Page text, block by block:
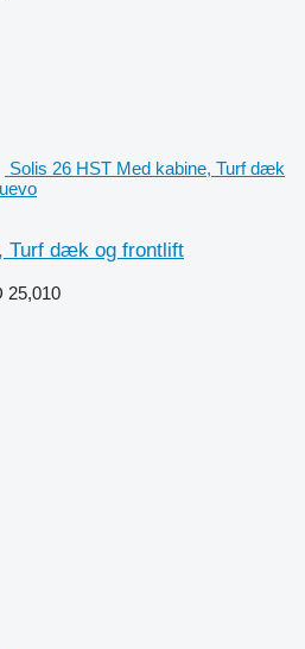
Solis 26 HST Med kabine, Turf dæk
Turf dæk og frontlift
25,010